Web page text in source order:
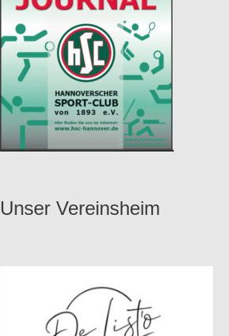
Unser Vereinsheim